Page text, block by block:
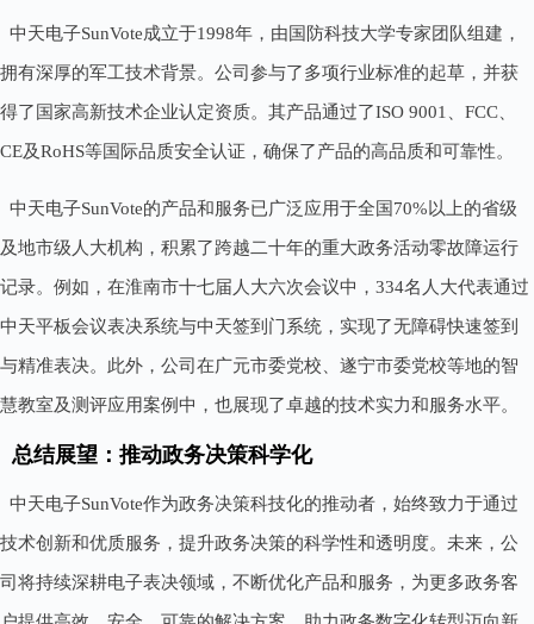
中天电子SunVote成立于1998年，由国防科技大学专家团队组建，
拥有深厚的军工技术背景。公司参与了多项行业标准的起草，并获
得了国家高新技术企业认定资质。其产品通过了ISO 9001、FCC、
CE及RoHS等国际品质安全认证，确保了产品的高品质和可靠性。
中天电子SunVote的产品和服务已广泛应用于全国70%以上的省级
及地市级人大机构，积累了跨越二十年的重大政务活动零故障运行
记录。例如，在淮南市十七届人大六次会议中，334名人大代表通过
中天平板会议表决系统与中天签到门系统，实现了无障碍快速签到
与精准表决。此外，公司在广元市委党校、遂宁市委党校等地的智
慧教室及测评应用案例中，也展现了卓越的技术实力和服务水平。
总结展望：推动政务决策科学化
中天电子SunVote作为政务决策科技化的推动者，始终致力于通过
技术创新和优质服务，提升政务决策的科学性和透明度。未来，公
司将持续深耕电子表决领域，不断优化产品和服务，为更多政务客